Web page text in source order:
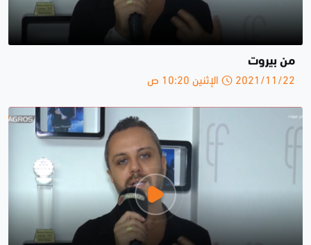
من بيروت
2021/11/22 الإثنين 10:20 ص